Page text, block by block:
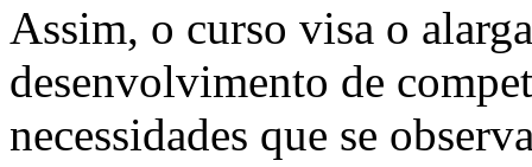
Assim, o curso visa o
desenvolvimento de
necessidades que se